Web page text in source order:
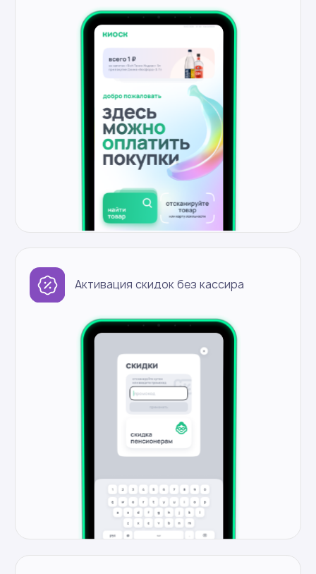
Дополнительно
2 камеры 8 МП
LED RGB-подсветка 16,7 млн
цветов
Встроенный сканер
Фискальный регистратор
внутри корпуса
Встроенный ИБП
Наличие УЗО
Производительность
8 ядер, 8 ГБ RAM, SSD 128 ГБ
Крючок
Весы
LED экран
Частые вопросы